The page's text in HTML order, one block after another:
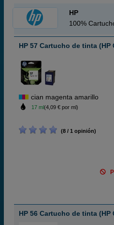
HP
100%
HP 57 Cartucho de tinta (HP
cian magenta amarillo
17 ml(4,09 € por ml)
(8 / 1 opinión)
HP 56 Cartucho de tinta (HP